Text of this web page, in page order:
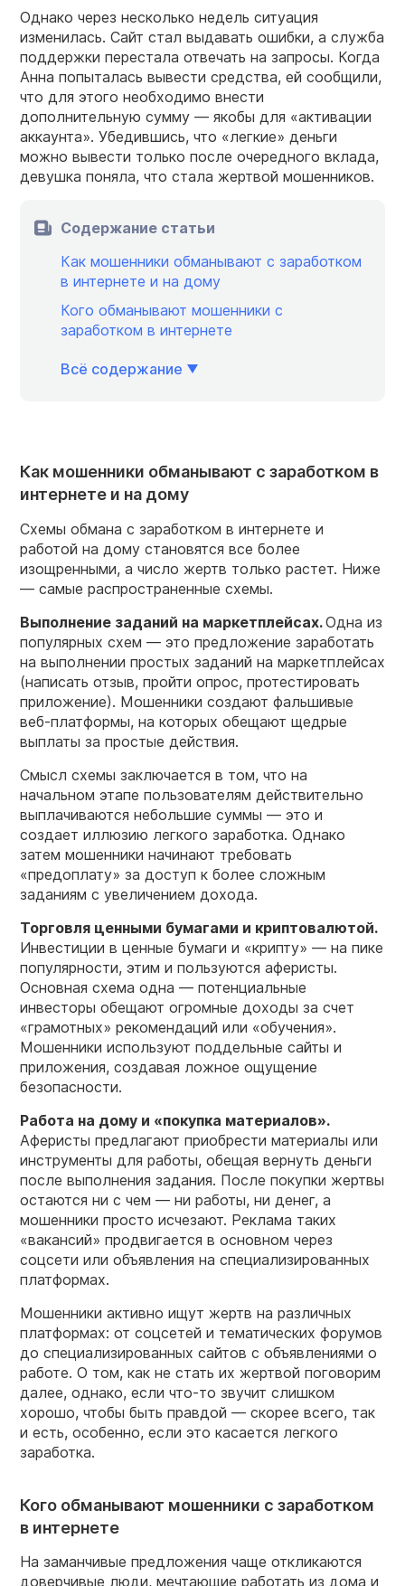
Однако через несколько недель ситуация
изменилась. Сайт стал выдавать ошибки, а служба
поддержки перестала отвечать на запросы. Когда
Анна попыталась вывести средства, ей сообщили,
что для этого необходимо внести
дополнительную сумму — якобы для «активации
аккаунта». Убедившись, что «легкие» деньги
можно вывести только после очередного вклада,
девушка поняла, что стала жертвой мошенников.
Содержание статьи
Как мошенники обманывают с заработком
в интернете и на дому
Кого обманывают мошенники с
заработком в интернете
Всё содержание
Как мошенники обманывают с заработком в
интернете и на дому
Схемы обмана с заработком в интернете и
работой на дому становятся все более
изощренными, а число жертв только растет. Ниже
— самые распространенные схемы.
Выполнение заданий на маркетплейсах.Одна из
популярных схем — это предложение заработать
на выполнении простых заданий на маркетплейсах
(написать отзыв, пройти опрос, протестировать
приложение). Мошенники создают фальшивые
веб-платформы, на которых обещают щедрые
выплаты за простые действия.
Смысл схемы заключается в том, что на
начальном этапе пользователям действительно
выплачиваются небольшие суммы — это и
создает иллюзию легкого заработка. Однако
затем мошенники начинают требовать
«предоплату» за доступ к более сложным
заданиям с увеличением дохода.
Торговля ценными бумагами и криптовалютой.
Инвестиции в ценные бумаги и «крипту» — на пике
популярности, этим и пользуются аферисты.
Основная схема одна — потенциальные
инвесторы обещают огромные доходы за счет
«грамотных» рекомендаций или «обучения».
Мошенники используют поддельные сайты и
приложения, создавая ложное ощущение
безопасности.
Работа на дому и «покупка материалов».
Аферисты предлагают приобрести материалы или
инструменты для работы, обещая вернуть деньги
после выполнения задания. После покупки жертвы
остаются ни с чем — ни работы, ни денег, а
мошенники просто исчезают. Реклама таких
«вакансий» продвигается в основном через
соцсети или объявления на специализированных
платформах.
Мошенники активно ищут жертв на различных
платформах: от соцсетей и тематических форумов
до специализированных сайтов с объявлениями о
работе. О том, как не стать их жертвой поговорим
далее, однако, если что-то звучит слишком
хорошо, чтобы быть правдой — скорее всего, так
и есть, особенно, если это касается легкого
заработка.
Кого обманывают мошенники с заработком
в интернете
На заманчивые предложения чаще откликаются
доверчивые люди, мечтающие работать из дома и